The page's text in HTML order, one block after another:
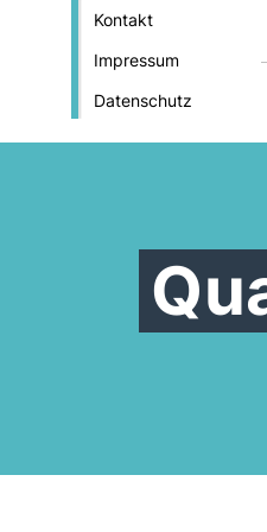
Kontakt
Impressum
Datenschutz